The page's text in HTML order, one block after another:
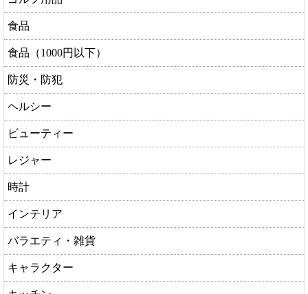
食品
食品（1000円以下）
防災・防犯
ヘルシー
ビューティー
レジャー
時計
インテリア
バラエティ・雑貨
キャラクター